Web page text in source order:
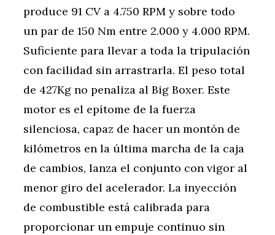
produce 91 CV a 4.750 RPM y sobre todo
un par de 150 Nm entre 2.000 y 4.000 RPM.
Suficiente para llevar a toda la tripulación
con facilidad sin arrastrarla. El peso total
de 427Kg no penaliza al Big Boxer. Este
motor es el epítome de la fuerza
silenciosa, capaz de hacer un montón de
kilómetros en la última marcha de la caja
de cambios, lanza el conjunto con vigor al
menor giro del acelerador. La inyección
de combustible está calibrada para
proporcionar un empuje continuo sin